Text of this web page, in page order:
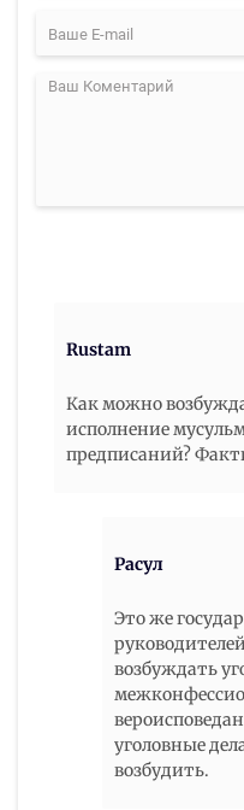
Rustam
Как можно
исполнение
предписаний?
Расул
Это же
возбуждать
уголовные
возбудить.